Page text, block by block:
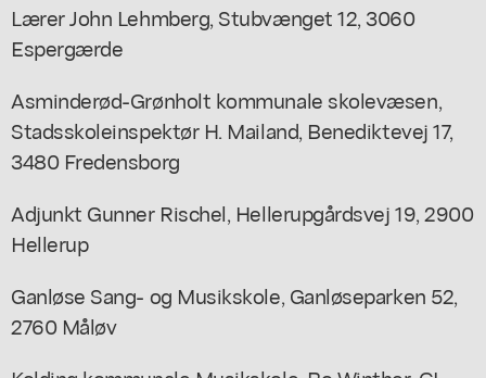
Lærer John Lehmberg, Stubvænget 12, 3060
Espergærde
Asminderød-Grønholt kommunale skolevæsen,
Stadsskoleinspektør H. Mailand, Benediktevej 17,
3480 Fredensborg
Adjunkt Gunner Rischel, Hellerupgårdsvej 19, 2900
Hellerup
Ganløse Sang- og Musikskole, Ganløseparken 52,
2760 Måløv